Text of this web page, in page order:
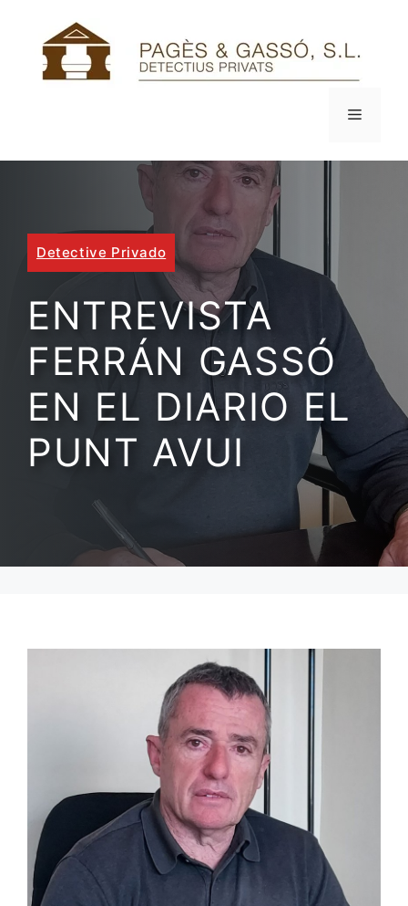
contenido
Menú
Detective Privado
ENTREVISTA
FERRÁN GASSÓ
EN EL DIARIO EL
PUNT AVUI